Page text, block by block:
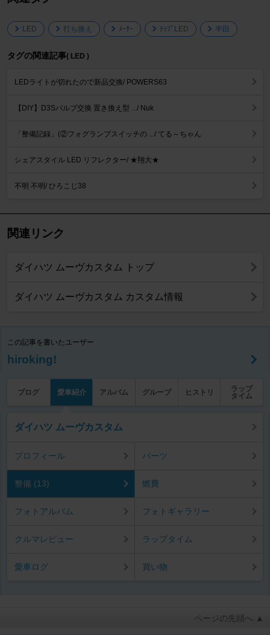
LED 打ち換え ﾒｰﾀｰ ﾁｯﾌﾟLED 半田
タグの関連記事( LED )
LEDライトが切れたので新品交換/ POWERS63
【DIY】D3Sバルブ交換 置き換え型 .../ Nuk
「整備記録」(②フォグランプスイッチの .../ てる～ちゃん
シェアスタイル LED リフレクター/ ★翔大★
不明 不明/ ひろこじ38
関連リンク
ダイハツ ムーヴカスタム トップ
ダイハツ ムーヴカスタム カスタム情報
この記事を書いたユーザー
hiroking!
ブログ 愛車紹介 アルバム グループ ヒストリ
ラップ
タイム
ダイハツ ムーヴカスタム
プロフィール パーツ
整備 (13) 燃費
フォトアルバム フォトギャラリー
クルマレビュー ラップタイム
愛車ログ 買い物
ページの先頭へ ▲